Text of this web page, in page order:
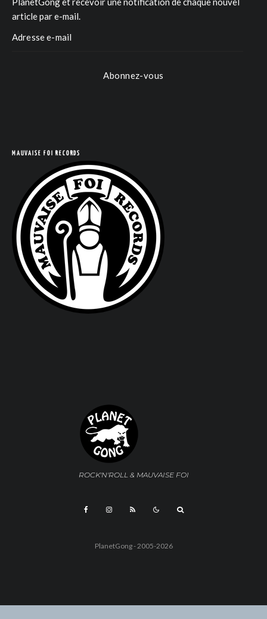
article par e-mail.
Abonnez-vous
MAUVAISE FOI RECORDS
ROCK'N'ROLL & MAUVAISE FOI
PlanetGong - 2005-2026